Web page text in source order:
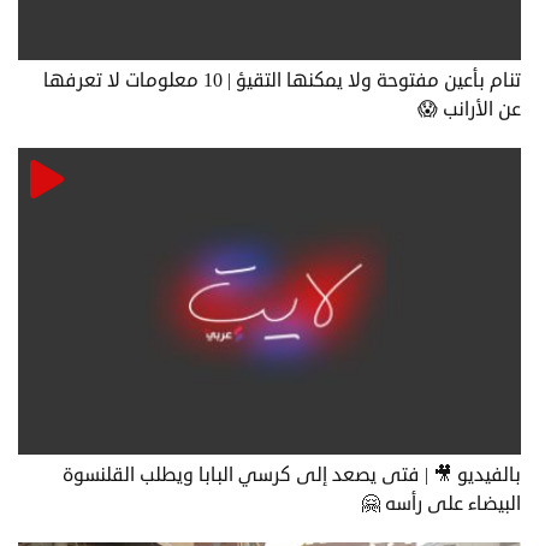
تنام بأعين مفتوحة ولا يمكنها التقيؤ | 10 معلومات لا تعرفها
عن الأرانب 😱
بالفيديو 🎥 | فتى يصعد إلى كرسي البابا ويطلب القلنسوة
البيضاء على رأسه 🤗